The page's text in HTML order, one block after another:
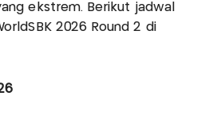
ekstrem. Berikut jadwal
2026 Round 2 di